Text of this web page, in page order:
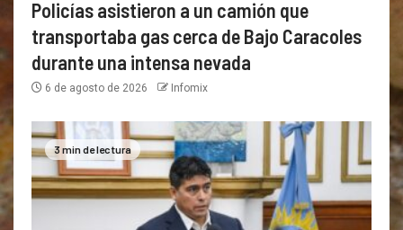
Policías asistieron a un camión que
transportaba gas cerca de Bajo Caracoles
durante una intensa nevada
6 de agosto de 2026 Infomix
3 min de lectura